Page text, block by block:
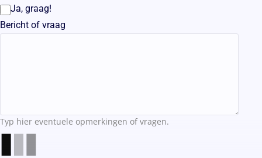
Ja, graag!
Bericht of vraag
Typ hier eventuele opmerkingen of vragen.